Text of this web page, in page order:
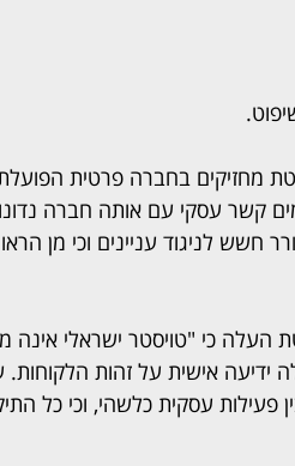
מחזיקים בחברה פרטית
קשר עסקי עם אותה חברה
לניגוד עניינים וכי מן
כי "טויסטר ישראלי אינה
ידיעה אישית על זהות
פעילות עסקית כלשהי, וכי כל